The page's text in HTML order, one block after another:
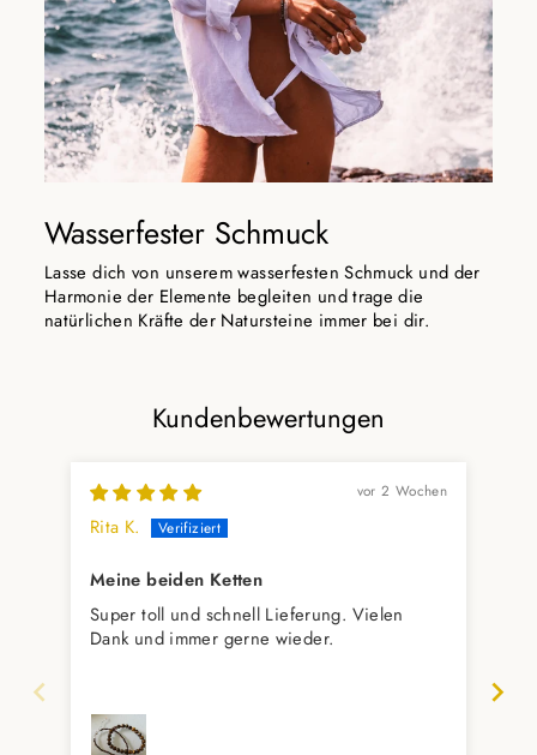
Wasserfester Schmuck
Lasse dich von unserem wasserfesten Schmuck und der
Harmonie der Elemente begleiten und trage die
natürlichen Kräfte der Natursteine immer bei dir.
Kundenbewertungen
vor 2 Wochen
Rita K.
Meine beiden Ketten
Super toll und schnell Lieferung. Vielen
Dank und immer gerne wieder.